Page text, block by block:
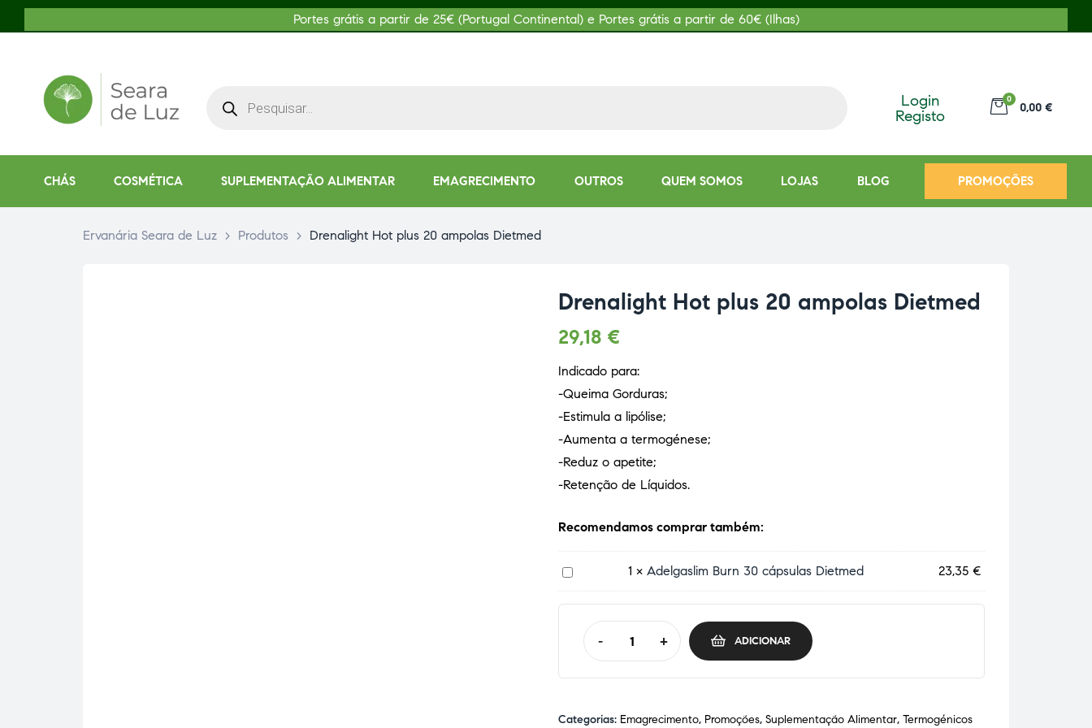
Portes grátis a partir de 25€ (Portugal Continental) e Portes grátis a partir de 60€ (Ilhas)
Login
Registo
0
0,00 €
CHÁS COSMÉTICA SUPLEMENTAÇÃO ALIMENTAR EMAGRECIMENTO OUTROS QUEM SOMOS LOJAS BLOG PROMOÇÕES
Ervanária Seara de Luz > Produtos > Drenalight Hot plus 20 ampolas Dietmed
Drenalight Hot plus 20 ampolas Dietmed
29,18 €
Indicado para:
-Queima Gorduras;
-Estimula a lipólise;
-Aumenta a termogénese;
-Reduz o apetite;
-Retenção de Líquidos.
Recomendamos comprar também:
A
d
e
1 × Adelgaslim Burn 30 cápsulas Dietmed 23,35 €
- + ADICIONAR
Categorias: Emagrecimento, Promoções, Suplementação Alimentar, Termogénicos